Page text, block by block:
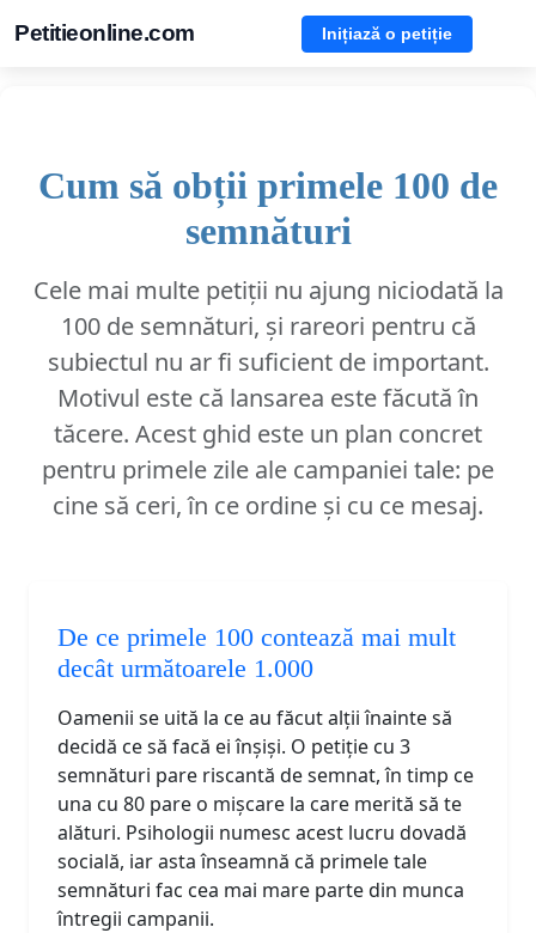
Petitieonline.com Inițiază o petiție
Cum să obții primele 100 de
semnături
Cele mai multe petiții nu ajung niciodată la
100 de semnături, și rareori pentru că
subiectul nu ar fi suficient de important.
Motivul este că lansarea este făcută în
tăcere. Acest ghid este un plan concret
pentru primele zile ale campaniei tale: pe
cine să ceri, în ce ordine și cu ce mesaj.
De ce primele 100 contează mai mult
decât următoarele 1.000
Oamenii se uită la ce au făcut alții înainte să
decidă ce să facă ei înșiși. O petiție cu 3
semnături pare riscantă de semnat, în timp ce
una cu 80 pare o mișcare la care merită să te
alături. Psihologii numesc acest lucru dovadă
socială, iar asta înseamnă că primele tale
semnături fac cea mai mare parte din munca
întregii campanii.